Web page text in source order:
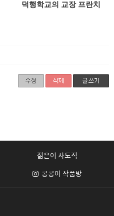
장 프란치
젊은이 사도직
콩콩이 작품방